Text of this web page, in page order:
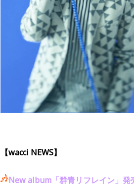
【wacci NEWS】
New album「群青リフレイン」発